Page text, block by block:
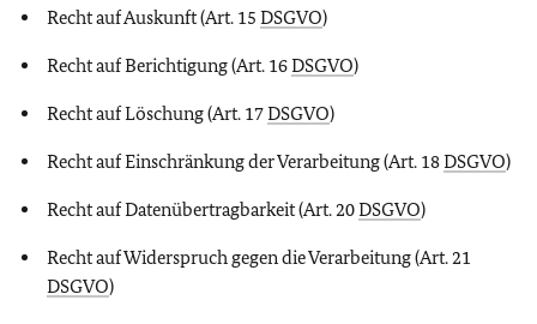
Recht auf Auskunft (Art. 15 DSGVO)
Recht auf Berichtigung (Art. 16DSGVO)
Recht auf Löschung (Art. 17DSGVO)
Recht auf Einschränkung der Verarbeitung (Art. 18DSGVO)
Recht auf Datenübertragbarkeit (Art. 20DSGVO)
Recht auf Widerspruch gegen die Verarbeitung (Art. 21
DSGVO)